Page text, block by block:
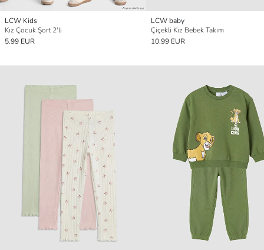
LCW Kids
Kız Çocuk Şort 2'li
5.99 EUR
LCW baby
Çiçekli Kız Bebek Takım
10.99 EUR